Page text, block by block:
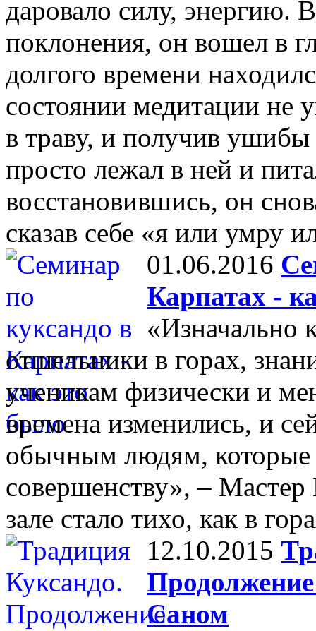
даровало силу, энергию.
поклонения, он вошел в
долгого времени
состоянии медитации не
в траву, и получив ушибы
просто лежал в ней и
восстановившись, он
сказав себе «я или умру
01.06.2016
Карпатах -
«Изначально
отшельники в горах,
ученикам физически и
времена изменились, и
обычным людям, которые
совершенству», –
зале стало тихо, как в
12.10.2015
Саном